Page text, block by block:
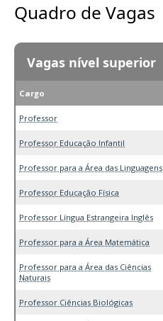
Quadro de Vagas
Vagas nível superior
Cargo
Professor
Professor Educação Infantil
Professor para a Área das Linguagens
Professor Educação Física
Professor Língua Estrangeira Inglês
Professor para a Área Matemática
Professor para a Área das Ciências
Naturais
Professor Ciências Biológicas